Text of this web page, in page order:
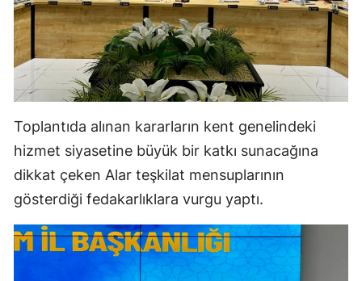
Ordu
Rize
Sakarya
Samsun
Siirt
Sinop
Sivas
Tekirdağ
Toplantıda alınan kararların kent genelindeki
hizmet siyasetine büyük bir katkı sunacağına
dikkat çeken Alar teşkilat mensuplarının
gösterdiği fedakarlıklara vurgu yaptı.